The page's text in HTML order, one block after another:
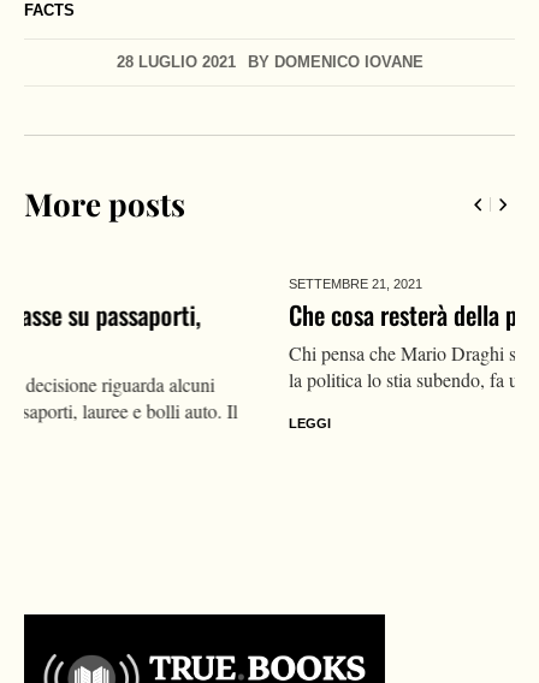
FACTS
28 LUGLIO 2021 BY DOMENICO IOVANE
More posts
Che cosa resterà della politica dopo Draghi
Chi pensa che Mario Draghi sia un accidente del destino, e che
la politica lo stia subendo, fa un grave...
LEGGI